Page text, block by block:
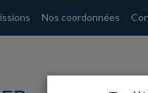
Nos coordonnées